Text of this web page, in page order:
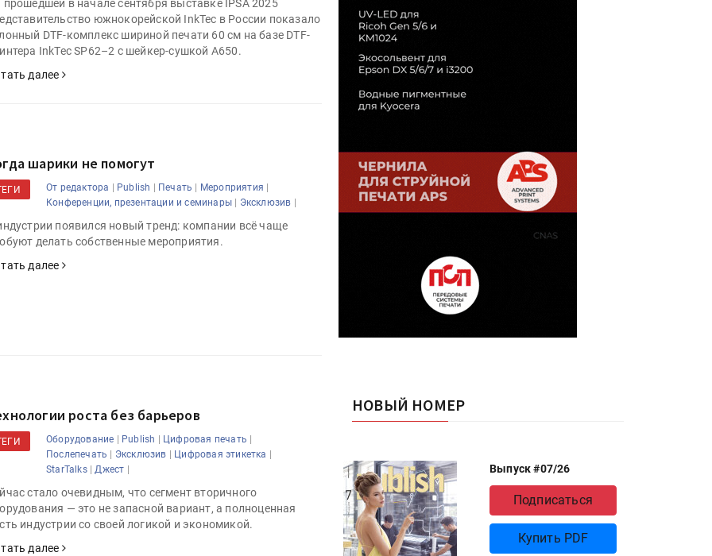
прошедшей в начале сентября выставке IPSA 2025
южнокорейской InkTec в России показало
DTF-комплекс шириной печати 60 см на базе DTF-
InkTec SP62–2 с шейкер-сушкой A650.
далее
шарики не помогут
От редактора | Publish | Печать | Мероприятия |
Конференции, презентации и семинары | Эксклюзив |
появился новый тренд: компании всё чаще
делать собственные мероприятия.
далее
роста без барьеров
Оборудование | Publish | Цифровая печать |
Послепечать | Эксклюзив | Цифровая этикетка |
StarTalks|Джест |
стало очевидным, что сегмент вторичного
— это не запасной вариант, а полноценная
индустрии со своей логикой и экономикой.
далее
НОВЫЙ НОМЕР
Выпуск #07/26
Подписаться
Купить PDF